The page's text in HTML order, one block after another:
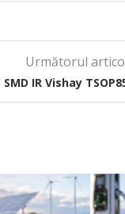
Următorul
IR Vishay